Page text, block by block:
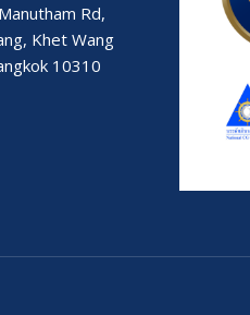
Rd,
Khet Wang
10310